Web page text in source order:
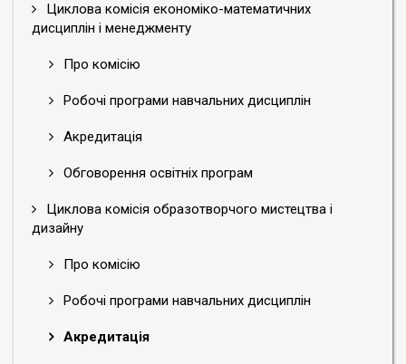
Циклова комісія економіко-математичних
дисциплін і менеджменту
Про комісію
Робочі програми навчальних дисциплін
Акредитація
Обговорення освітніх програм
Циклова комісія образотворчого мистецтва і
дизайну
Про комісію
Робочі програми навчальних дисциплін
Акредитація